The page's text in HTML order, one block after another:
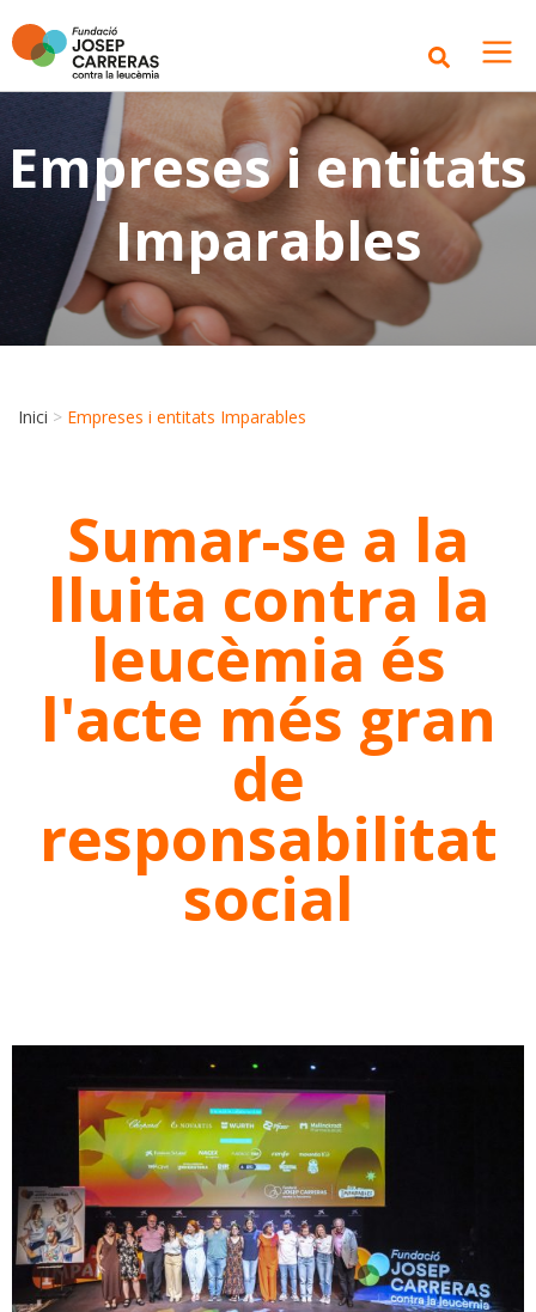
Empreses i entitats
Imparables
Inici > Empreses i entitats Imparables
Sumar-se a la
lluita contra la
leucèmia és
l'acte més gran
de
responsabilitat
social